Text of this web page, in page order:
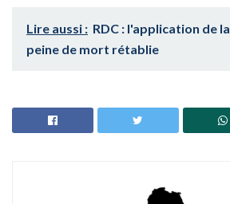
Lire aussi : RDC : l'application de la
peine de mort rétablie